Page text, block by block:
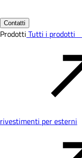
Contatti
Prodotti Tutti i prodotti
rivestimenti per esterni